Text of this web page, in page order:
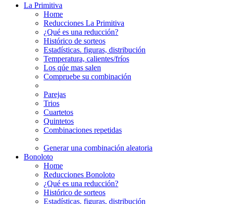
La Primitiva
Home
Reducciones La Primitiva
¿Qué es una reducción?
Histórico de sorteos
Estadísticas. figuras, distribución
Temperatura, calientes/fríos
Los qúe mas salen
Compruebe su combinación
Parejas
Trios
Cuartetos
Quintetos
Combinaciones repetidas
Generar una combinación aleatoria
Bonoloto
Home
Reducciones Bonoloto
¿Qué es una reducción?
Histórico de sorteos
Estadísticas. figuras, distribución